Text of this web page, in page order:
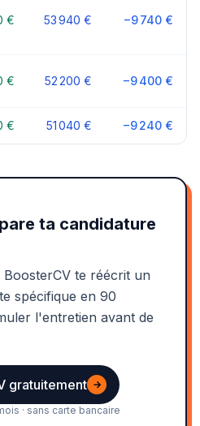
€ 53 940 € −9 740 €
€ 52 200 € −9 400 €
€ 51 040 € −9 240 €
ta candidature
te réécrit un
spécifique en 90
l'entretien avant de
gratuitement →
· sans carte bancaire